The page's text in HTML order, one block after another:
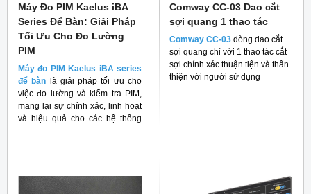
Máy Đo PIM Kaelus iBA
Series Để Bàn: Giải Pháp
Tối Ưu Cho Đo Lường
PIM
Máy đo PIM Kaelus iBA series
để bàn là giải pháp tối ưu cho
việc đo lường và kiểm tra PIM,
mang lại sự chính xác, linh hoạt
và hiệu quả cho các hệ thống
Comway CC-03 Dao cắt
sợi quang 1 thao tác
Comway CC-03 dòng dao cắt
sợi quang chỉ với 1 thao tác cắt
sợi chính xác thuận tiện và thân
thiện với người sử dụng